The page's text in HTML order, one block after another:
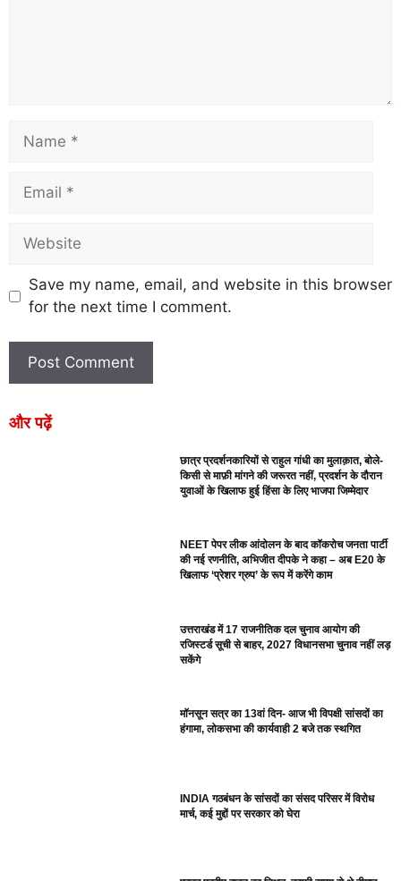
Save my name, email, and website in this browser
for the next time I comment.
और पढ़ें
छात्र प्रदर्शनकारियों से राहुल गांधी का मुलाक़ात, बोले-
किसी से माफ़ी मांगने की जरूरत नहीं, प्रदर्शन के दौरान
युवाओं के खिलाफ हुई हिंसा के लिए भाजपा जिम्मेदार
NEET पेपर लीक आंदोलन के बाद कॉकरोच जनता पार्टी
की नई रणनीति, अभिजीत दीपके ने कहा – अब E20 के
खिलाफ ‘प्रेशर ग्रुप’ के रूप में करेंगे काम
उत्तराखंड में 17 राजनीतिक दल चुनाव आयोग की
रजिस्टर्ड सूची से बाहर, 2027 विधानसभा चुनाव नहीं लड़
सकेंगे
मॉनसून सत्र का 13वां दिन- आज भी विपक्षी सांसदों का
हंगामा, लोकसभा की कार्यवाही 2 बजे तक स्थगित
INDIA गठबंधन के सांसदों का संसद परिसर में विरोध
मार्च, कई मुद्दों पर सरकार को घेरा